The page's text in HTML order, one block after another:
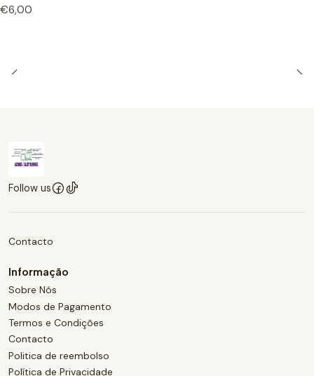
€6,00
Follow us
Contacto
Informação
Sobre Nós
Modos de Pagamento
Termos e Condições
Contacto
Politica de reembolso
Política de Privacidade